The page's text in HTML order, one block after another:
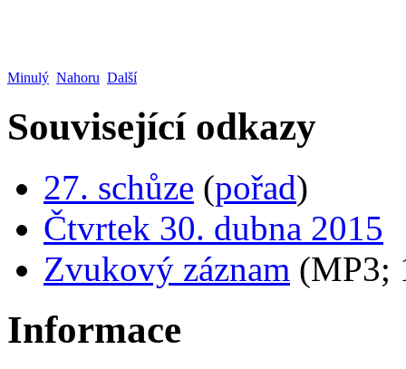
Minulý Nahoru Další
Související odkazy
27. schůze (pořad)
Čtvrtek 30. dubna 2015
Zvukový záznam (MP3;
Informace